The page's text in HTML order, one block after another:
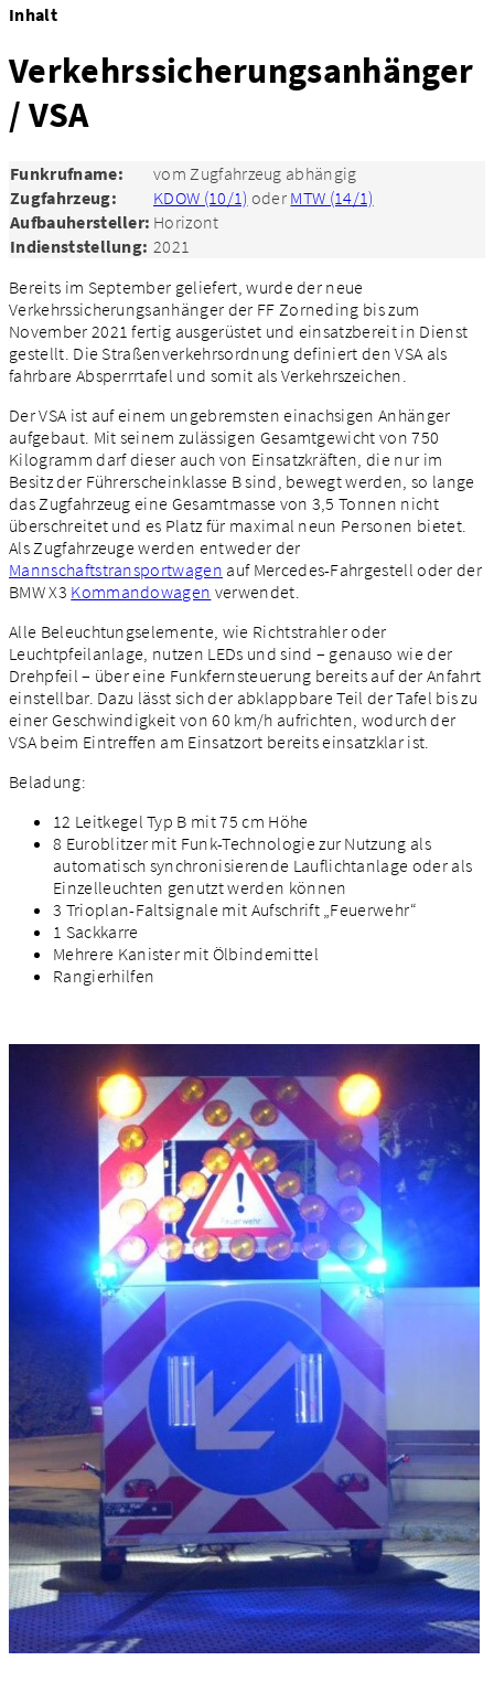
Inhalt
Verkehrssicherungsanhänger
/ VSA
Funkrufname:
vom Zugfahrzeug abhängig
Zugfahrzeug:
KDOW (10/1) oder MTW (14/1)
Aufbauhersteller: Horizont
Indienststellung: 2021
Bereits im September geliefert, wurde der neue
Verkehrssicherungsanhänger der FF Zorneding bis zum
November 2021 fertig ausgerüstet und einsatzbereit in Dienst
gestellt. Die Straßenverkehrsordnung definiert den VSA als
fahrbare Absperrrtafel und somit als Verkehrszeichen.
Der VSA ist auf einem ungebremsten einachsigen Anhänger
aufgebaut. Mit seinem zulässigen Gesamtgewicht von 750
Kilogramm darf dieser auch von Einsatzkräften, die nur im
Besitz der Führerscheinklasse B sind, bewegt werden, so lange
das Zugfahrzeug eine Gesamtmasse von 3,5 Tonnen nicht
überschreitet und es Platz für maximal neun Personen bietet.
Als Zugfahrzeuge werden entweder der
Mannschaftstransportwagen auf Mercedes-Fahrgestell oder der
BMW X3 Kommandowagen verwendet.
Alle Beleuchtungselemente, wie Richtstrahler oder
Leuchtpfeilanlage, nutzen LEDs und sind – genauso wie der
Drehpfeil – über eine Funkfernsteuerung bereits auf der Anfahrt
einstellbar. Dazu lässt sich der abklappbare Teil der Tafel bis zu
einer Geschwindigkeit von 60 km/h aufrichten, wodurch der
VSA beim Eintreffen am Einsatzort bereits einsatzklar ist.
Beladung:
12 Leitkegel Typ B mit 75 cm Höhe
8 Euroblitzer mit Funk-Technologie zur Nutzung als
automatisch synchronisierende Lauflichtanlage oder als
Einzelleuchten genutzt werden können
3 Trioplan-Faltsignale mit Aufschrift „Feuerwehr“
1 Sackkarre
Mehrere Kanister mit Ölbindemittel
Rangierhilfen